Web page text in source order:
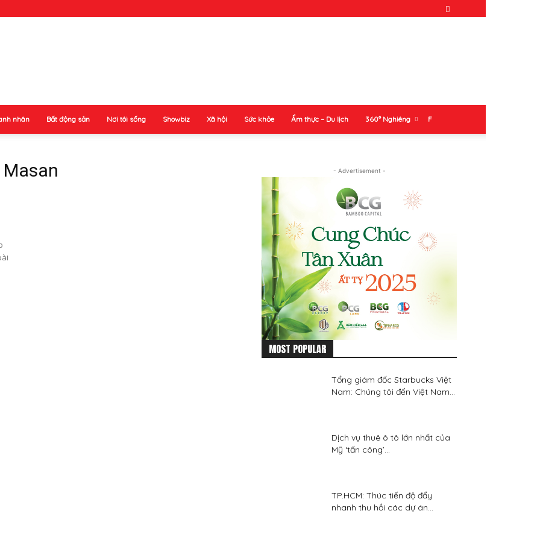
nhân Bất động sản Nơi tôi sống Showbiz Xã hội Sức khỏe Ẩm thực – Du lịch 360° Nghiêng F
- Advertisement -
MOST POPULAR
Tổng giám đốc Starbucks Việt
Nam: Chúng tôi đến Việt Nam...
Dịch vụ thuê ô tô lớn nhất của
Mỹ ‘tấn công’...
TP.HCM: Thúc tiến độ đẩy
nhanh thu hồi các dự án...